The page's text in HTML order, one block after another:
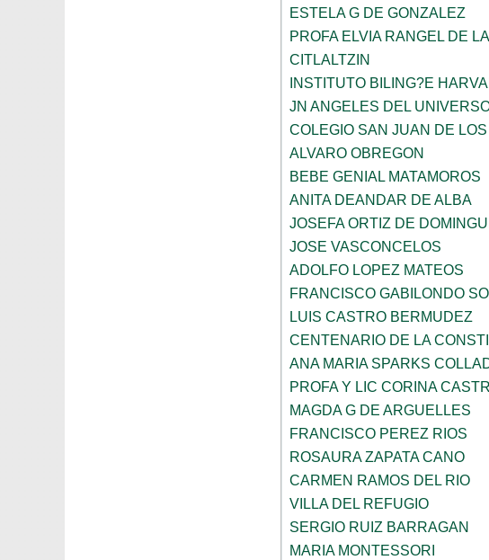
ESTELA G DE GONZALEZ
PROFA ELVIA RANGEL DE
CITLALTZIN
INSTITUTO BILING?E
JN ANGELES DEL
COLEGIO SAN JUAN DE
ALVARO OBREGON
BEBE GENIAL MATAMOROS
ANITA DEANDAR DE ALBA
JOSEFA ORTIZ DE
JOSE VASCONCELOS
ADOLFO LOPEZ MATEOS
FRANCISCO GABILONDO
LUIS CASTRO BERMUDEZ
CENTENARIO DE LA
ANA MARIA SPARKS
PROFA Y LIC CORINA
MAGDA G DE ARGUELLES
FRANCISCO PEREZ RIOS
ROSAURA ZAPATA CANO
CARMEN RAMOS DEL RIO
VILLA DEL REFUGIO
SERGIO RUIZ BARRAGAN
MARIA MONTESSORI